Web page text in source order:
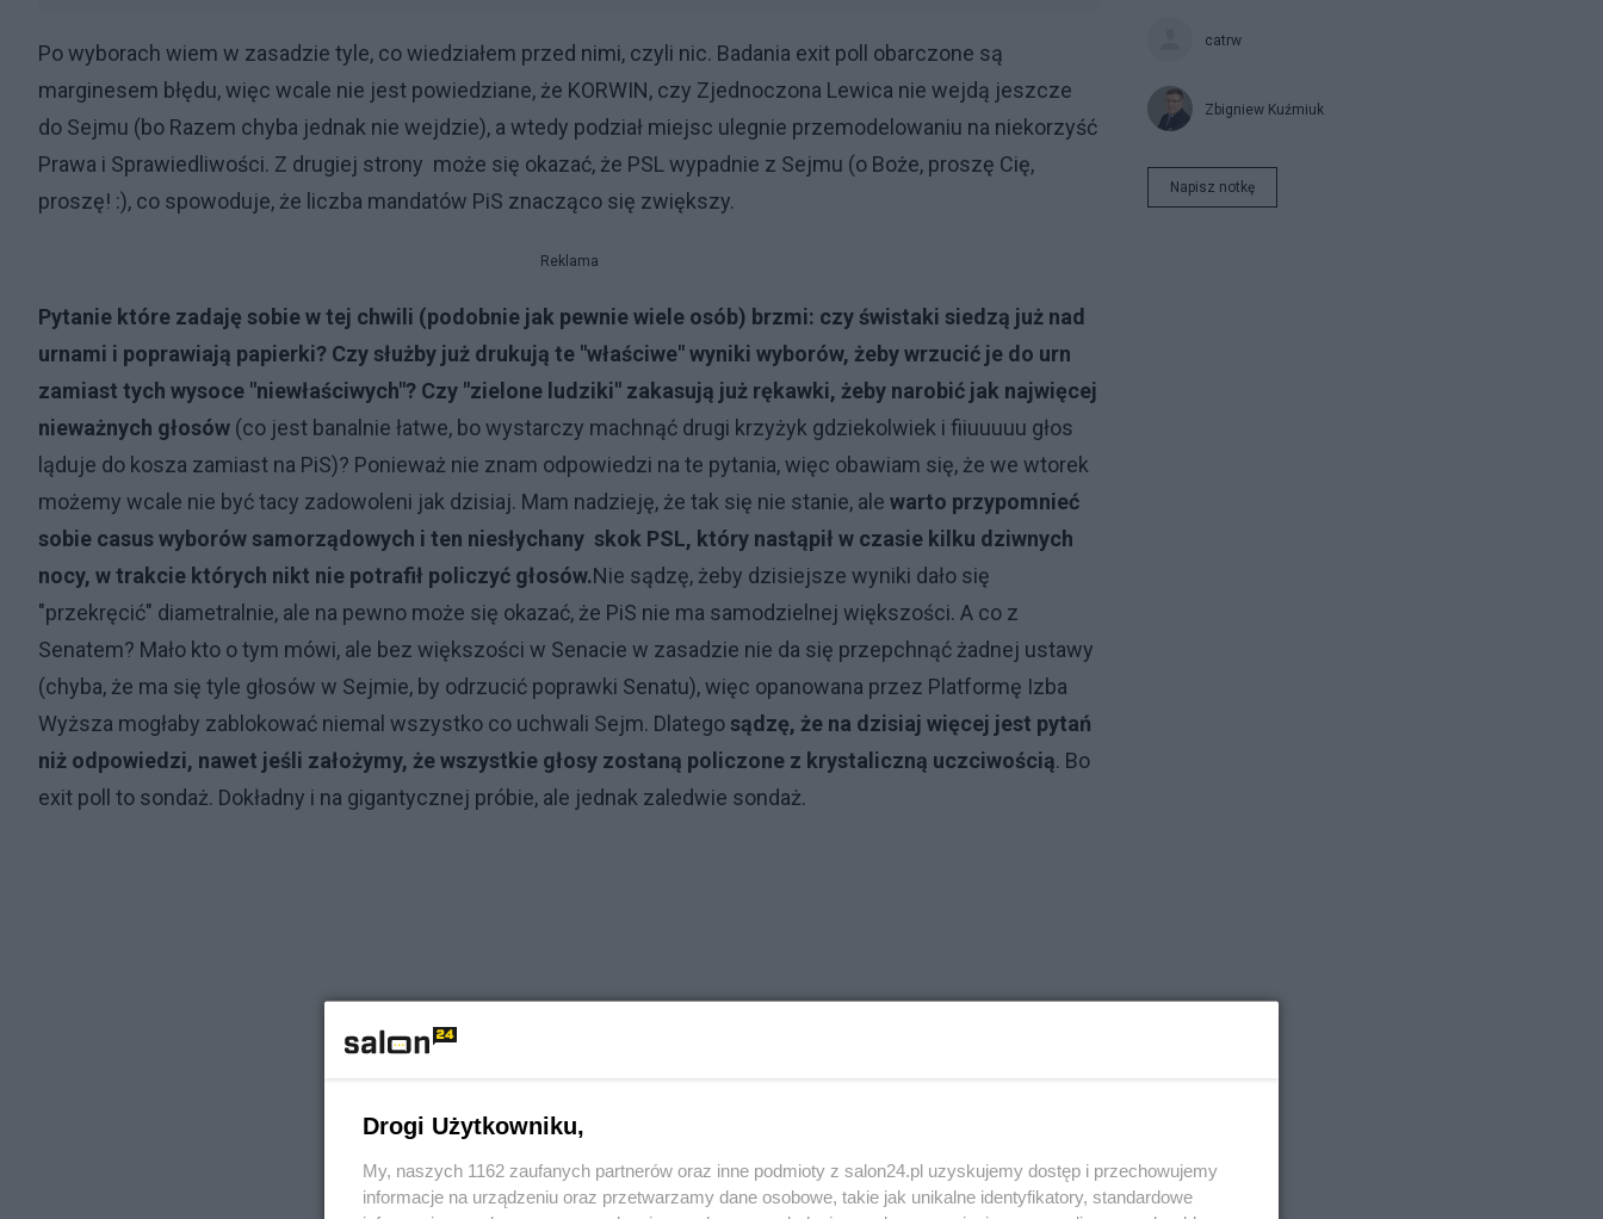
Po wyborach wiem w zasadzie tyle, co wiedziałem przed nimi, czyli nic. Badania exit poll obarczone są
marginesem błędu, więc wcale nie jest powiedziane, że KORWIN, czy Zjednoczona Lewica nie wejdą jeszcze
do Sejmu (bo Razem chyba jednak nie wejdzie), a wtedy podział miejsc ulegnie przemodelowaniu na niekorzyść
Prawa i Sprawiedliwości. Z drugiej strony może się okazać, że PSL wypadnie z Sejmu (o Boże, proszę Cię,
proszę! :), co spowoduje, że liczba mandatów PiS znacząco się zwiększy.
Reklama
Pytanie które zadaję sobie w tej chwili (podobnie jak pewnie wiele osób) brzmi: czy świstaki siedzą już nad
urnami i poprawiają papierki? Czy służby już drukują te "właściwe" wyniki wyborów, żeby wrzucić je do urn
zamiast tych wysoce "niewłaściwych"? Czy "zielone ludziki" zakasują już rękawki, żeby narobić jak najwięcej
nieważnych głosów (co jest banalnie łatwe, bo wystarczy machnąć drugi krzyżyk gdziekolwiek i fiiuuuuu głos
ląduje do kosza zamiast na PiS)? Ponieważ nie znam odpowiedzi na te pytania, więc obawiam się, że we wtorek
możemy wcale nie być tacy zadowoleni jak dzisiaj. Mam nadzieję, że tak się nie stanie, ale warto przypomnieć
sobie casus wyborów samorządowych i ten niesłychany skok PSL, który nastąpił w czasie kilku dziwnych
nocy, w trakcie których nikt nie potrafił policzyć głosów.Nie sądzę, żeby dzisiejsze wyniki dało się
"przekręcić" diametralnie, ale na pewno może się okazać, że PiS nie ma samodzielnej większości. A co z
Senatem? Mało kto o tym mówi, ale bez większości w Senacie w zasadzie nie da się przepchnąć żadnej ustawy
(chyba, że ma się tyle głosów w Sejmie, by odrzucić poprawki Senatu), więc opanowana przez Platformę Izba
Wyższa mogłaby zablokować niemal wszystko co uchwali Sejm. Dlatego sądzę, że na dzisiaj więcej jest pytań
niż odpowiedzi, nawet jeśli założymy, że wszystkie głosy zostaną policzone z krystaliczną uczciwością. Bo
exit poll to sondaż. Dokładny i na gigantycznej próbie, ale jednak zaledwie sondaż.
catrw
Zbigniew Kuźmiuk
Napisz notkę
Drogi Użytkowniku,
My, naszych 1162 zaufanych partnerów oraz inne podmioty z salon24.pl uzyskujemy dostęp i przechowujemy
informacje na urządzeniu oraz przetwarzamy dane osobowe, takie jak unikalne identyfikatory, standardowe